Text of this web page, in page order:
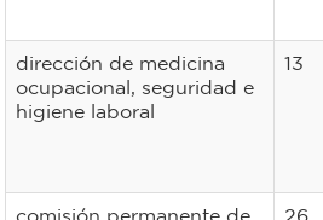
dirección de medicina
ocupacional, seguridad e
higiene laboral
13
comisión permanente de
26